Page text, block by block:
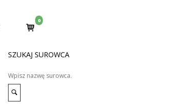
View
shopping
0
SZUKAJ SUROWCA
Search
for: